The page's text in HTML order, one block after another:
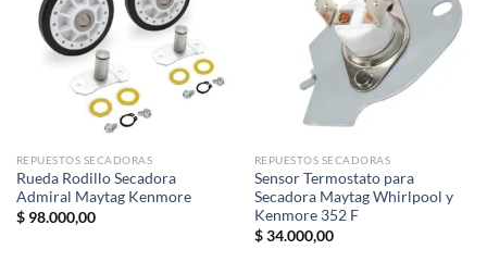
REPUESTOS SECADORAS
Rueda Rodillo Secadora
Admiral Maytag Kenmore
$98.000,00
REPUESTOS SECADORAS
Sensor Termostato para
Secadora Maytag Whirlpool y
Kenmore 352 F
$34.000,00